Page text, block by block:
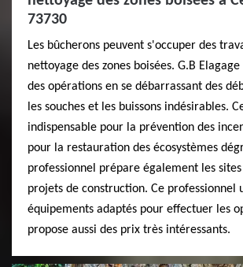
73730
Les bûcherons peuvent s'occuper des
nettoyage des zones boisées. G.B
des opérations en se débarrassant des
les souches et les buissons indésirables.
indispensable pour la prévention des
pour la restauration des écosystèmes
professionnel prépare également les
projets de construction. Ce professionnel
équipements adaptés pour effectuer les
propose aussi des prix très intéressants.